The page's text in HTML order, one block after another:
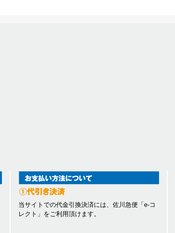
当サイトでの代金引換決済には、佐川急便「e-コ
レクト」をご利用頂けます。